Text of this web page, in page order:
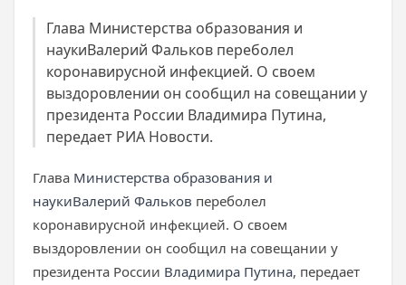
Глава Министерства образования и
наукиВалерий Фальков переболел
коронавирусной инфекцией. О своем
выздоровлении он сообщил на совещании у
президента России Владимира Путина,
передает РИА Новости.
Глава Министерства образования и
наукиВалерий Фальков переболел
коронавирусной инфекцией. О своем
выздоровлении он сообщил на совещании у
президента России Владимира Путина, передает